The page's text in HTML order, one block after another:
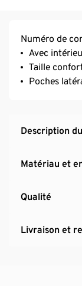
Numéro de
Avec
Taille
Poches
Description
Matériau et
Qualité
Livraison et